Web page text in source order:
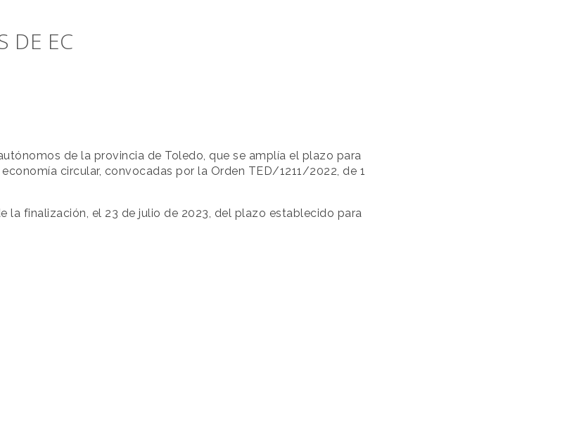
DE EC
de la provincia de Toledo, que se amplía el plazo para
circular, convocadas por la Orden TED/1211/2022, de 1
la finalización, el 23 de julio de 2023, del plazo establecido para